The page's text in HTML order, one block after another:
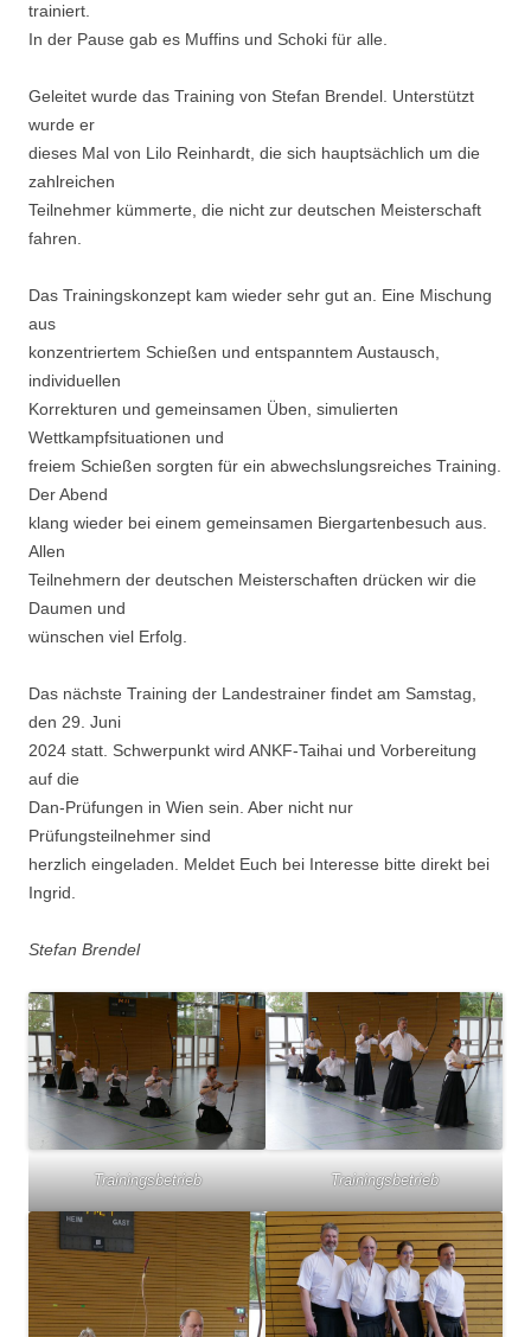
trainiert.
In der Pause gab es Muffins und Schoki für alle.
Geleitet wurde das Training von Stefan Brendel. Unterstützt
wurde er
dieses Mal von Lilo Reinhardt, die sich hauptsächlich um die
zahlreichen
Teilnehmer kümmerte, die nicht zur deutschen Meisterschaft
fahren.
Das Trainingskonzept kam wieder sehr gut an. Eine Mischung
aus
konzentriertem Schießen und entspanntem Austausch,
individuellen
Korrekturen und gemeinsamen Üben, simulierten
Wettkampfsituationen und
freiem Schießen sorgten für ein abwechslungsreiches Training.
Der Abend
klang wieder bei einem gemeinsamen Biergartenbesuch aus.
Allen
Teilnehmern der deutschen Meisterschaften drücken wir die
Daumen und
wünschen viel Erfolg.
Das nächste Training der Landestrainer findet am Samstag,
den 29. Juni
2024 statt. Schwerpunkt wird ANKF-Taihai und Vorbereitung
auf die
Dan-Prüfungen in Wien sein. Aber nicht nur
Prüfungsteilnehmer sind
herzlich eingeladen. Meldet Euch bei Interesse bitte direkt bei
Ingrid.
Stefan Brendel
Trainingsbetrieb Trainingsbetrieb